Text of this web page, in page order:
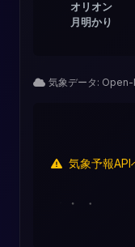
オリオン
月明かり
気象データ: Open-
気象予報API